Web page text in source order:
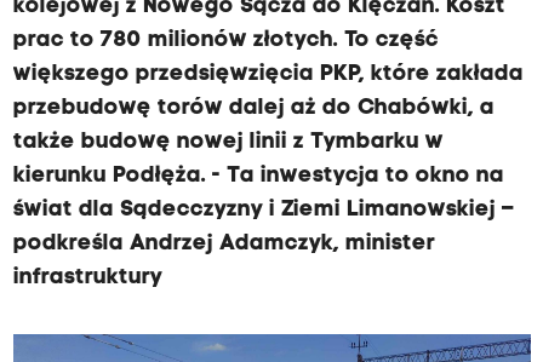
kolejowej z Nowego Sącza do Klęczan. Koszt
prac to 780 milionów złotych. To część
większego przedsięwzięcia PKP, które zakłada
przebudowę torów dalej aż do Chabówki, a
także budowę nowej linii z Tymbarku w
kierunku Podłęża. - Ta inwestycja to okno na
świat dla Sądecczyzny i Ziemi Limanowskiej –
podkreśla Andrzej Adamczyk, minister
infrastruktury